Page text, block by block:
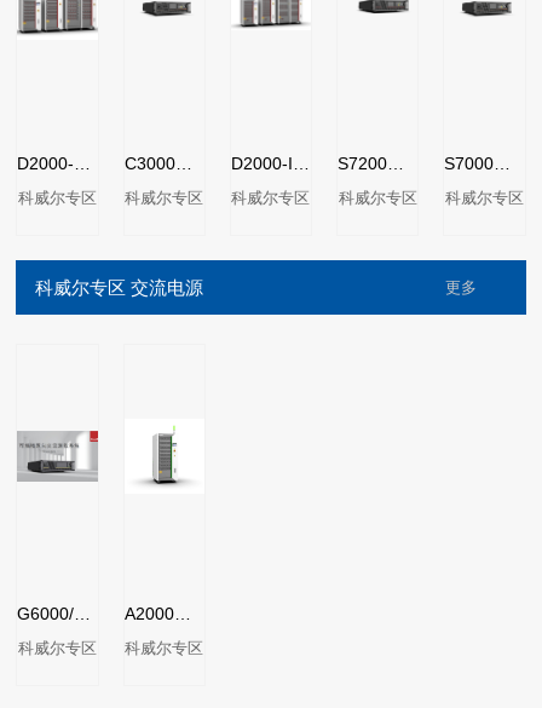
D2000-EV系列可编程双向直流电源
科威尔专区
C3000系列可编程高性能直流电源
科威尔专区
D2000-IV系列可编程双向直流电源
科威尔专区
S7200系列可编程双向直流源载系统
科威尔专区
S7000系列可编程双向直流源载系统
科威尔专区
科威尔专区 交流电源 更多
G6000/G6100系列高精度可编程双向交流源
科威尔专区
A2000系列可编程双向交流电源
科威尔专区